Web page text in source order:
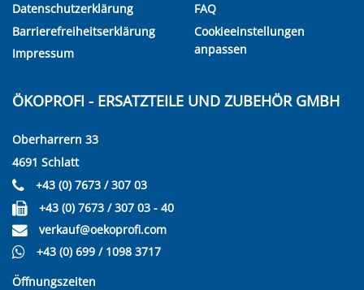
Datenschutzerklärung
Barrierefreiheitserklärung
Impressum
FAQ
Cookieeinstellungen
anpassen
ÖKOPROFI - ERSATZTEILE UND ZUBEHÖR GMBH
Oberharrern 33
4691 Schlatt
+43 (0) 7673 / 307 03
+43 (0) 7673 / 307 03 - 40
verkauf@oekoprofi.com
+43 (0) 699 / 1098 3717
Öffnungszeiten